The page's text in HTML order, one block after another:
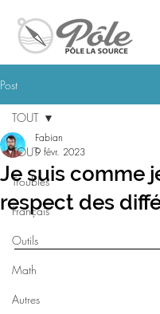
Post
TOUT
Troubles
Français
Outils
Math
Autres
TOUT
Je suis comme
respect des
Fabian
9 févr. 2023